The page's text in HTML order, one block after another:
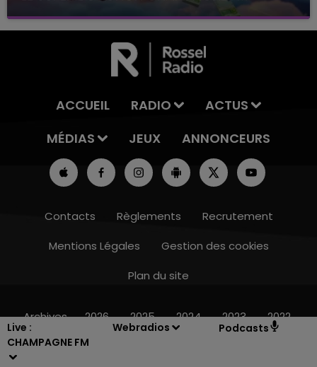
Live :
CHAMPAGNE FM
Webradios Podcasts
avec La Famille Champagne FM, à 8H10
ACCUEIL RADIO
ACTUS
MÉDIAS
JEUX ANNONCEURS
Contacts Règlements
Recrutement
Mentions Légales
Gestion des cookies
Plan du site
Archives 2026 2025 2024 2023 2022